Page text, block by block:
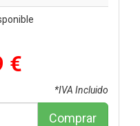
€
*IVA Incluido
Comprar